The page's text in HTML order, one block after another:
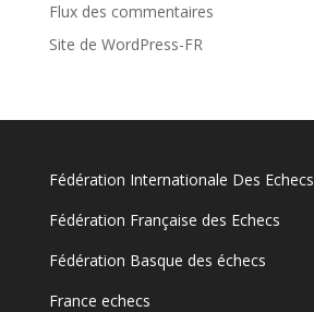
Flux des commentaires
Site de WordPress-FR
Fédération Internationale Des Echecs
Fédération Française des Echecs
Fédération Basque des échecs
France echecs